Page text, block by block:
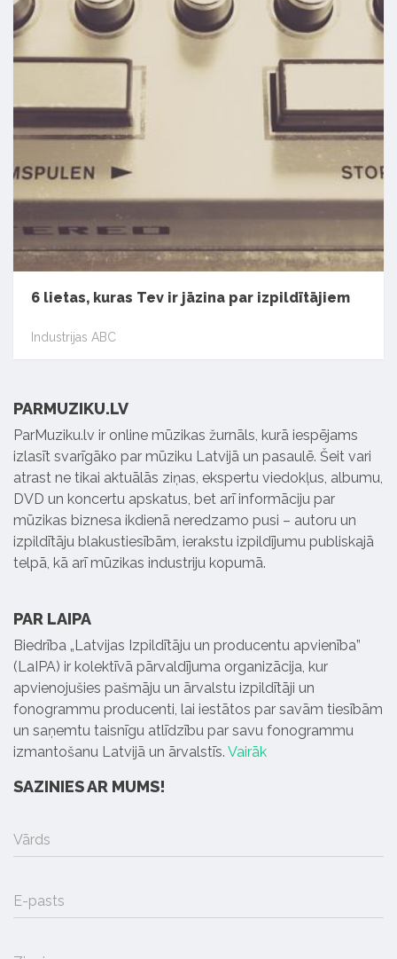
6 lietas, kuras Tev ir jāzina par izpildītājiem
Industrijas ABC
PARMUZIKU.LV
ParMuziku.lv ir online mūzikas žurnāls, kurā iespējams
izlasīt svarīgāko par mūziku Latvijā un pasaulē. Šeit vari
atrast ne tikai aktuālās ziņas, ekspertu viedokļus, albumu,
DVD un koncertu apskatus, bet arī informāciju par
mūzikas biznesa ikdienā neredzamo pusi – autoru un
izpildītāju blakustiesībām, ierakstu izpildījumu publiskajā
telpā, kā arī mūzikas industriju kopumā.
PAR LAIPA
Biedrība „Latvijas Izpildītāju un producentu apvienība”
(LaIPA) ir kolektīvā pārvaldījuma organizācija, kur
apvienojušies pašmāju un ārvalstu izpildītāji un
fonogrammu producenti, lai iestātos par savām tiesībām
un saņemtu taisnīgu atlīdzību par savu fonogrammu
izmantošanu Latvijā un ārvalstīs. Vairāk
SAZINIES AR MUMS!
Vārds
E-pasts